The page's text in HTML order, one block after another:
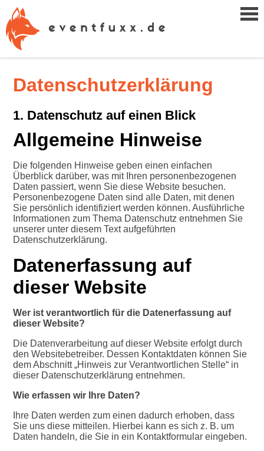
Datenschutzerklärung
1. Datenschutz auf einen Blick
Allgemeine Hinweise
Die folgenden Hinweise geben einen einfachen
Überblick darüber, was mit Ihren personenbezogenen
Daten passiert, wenn Sie diese Website besuchen.
Personenbezogene Daten sind alle Daten, mit denen
Sie persönlich identifiziert werden können. Ausführliche
Informationen zum Thema Datenschutz entnehmen Sie
unserer unter diesem Text aufgeführten
Datenschutzerklärung.
Datenerfassung auf
dieser Website
Wer ist verantwortlich für die Datenerfassung auf
dieser Website?
Die Datenverarbeitung auf dieser Website erfolgt durch
den Websitebetreiber. Dessen Kontaktdaten können Sie
dem Abschnitt „Hinweis zur Verantwortlichen Stelle“ in
dieser Datenschutzerklärung entnehmen.
Wie erfassen wir Ihre Daten?
Ihre Daten werden zum einen dadurch erhoben, dass
Sie uns diese mitteilen. Hierbei kann es sich z. B. um
Daten handeln, die Sie in ein Kontaktformular eingeben.